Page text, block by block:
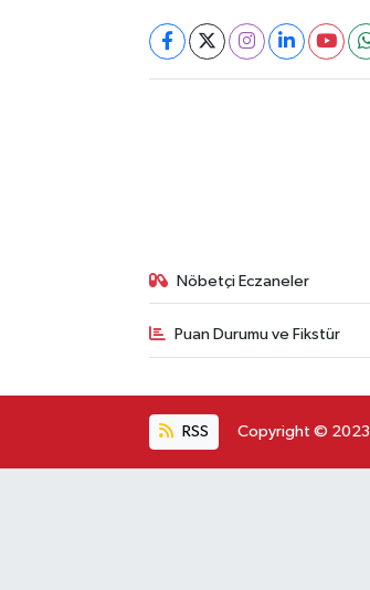
Nöbetçi Eczaneler
Puan Durumu ve Fikstür
RSS Copyright © 2023.